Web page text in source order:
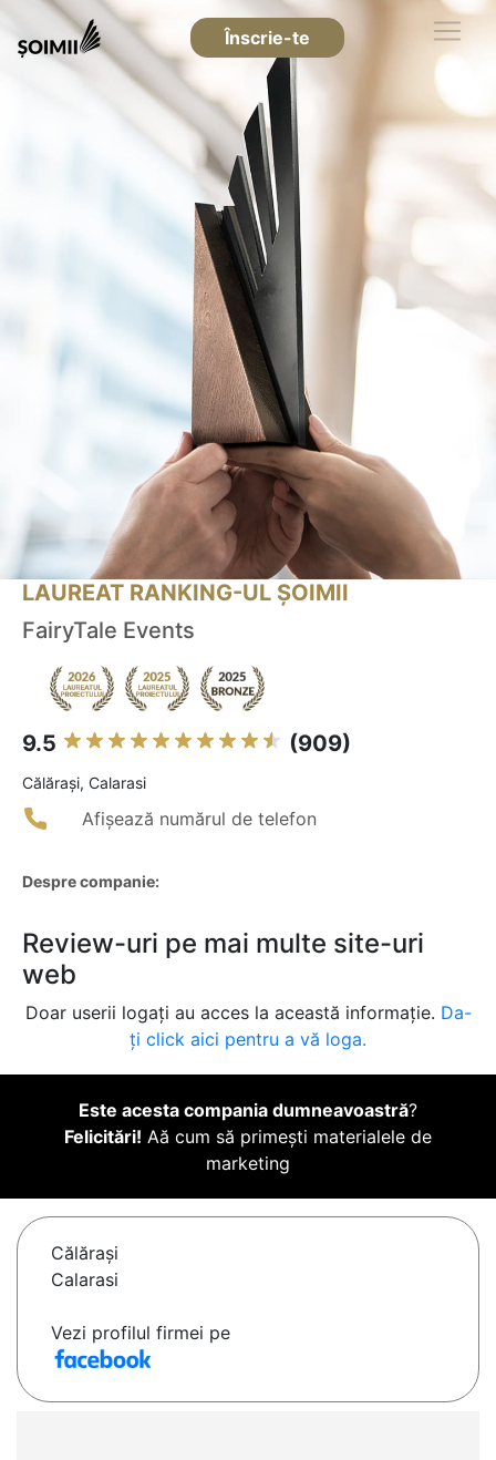
Înscrie-te
LAUREAT RANKING-UL ȘOIMII
FairyTale Events
9.5 (909)
Călăraşi, Calarasi
Afișează numărul de telefon
Despre companie:
Review-uri pe mai multe site-uri
web
Doar userii logați au acces la această informație. Da-
ți click aici pentru a vă loga.
Este acesta compania dumneavoastră?
Felicitări! Aă cum să primești materialele de
marketing
Călăraşi
Calarasi
Vezi profilul firmei pe